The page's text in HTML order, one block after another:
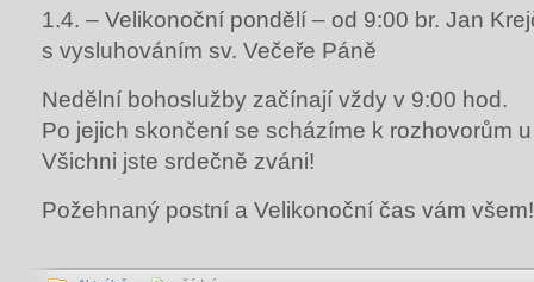
1.4. – Velikonoční pondělí – od 9:00 br. Jan
s vysluhováním sv. Večeře Páně
Nedělní bohoslužby začínají vždy v 9:00 hod.
Po jejich skončení se scházíme k rozhovorům
Všichni jste srdečně zváni!
Požehnaný postní a Velikonoční čas vám všem!